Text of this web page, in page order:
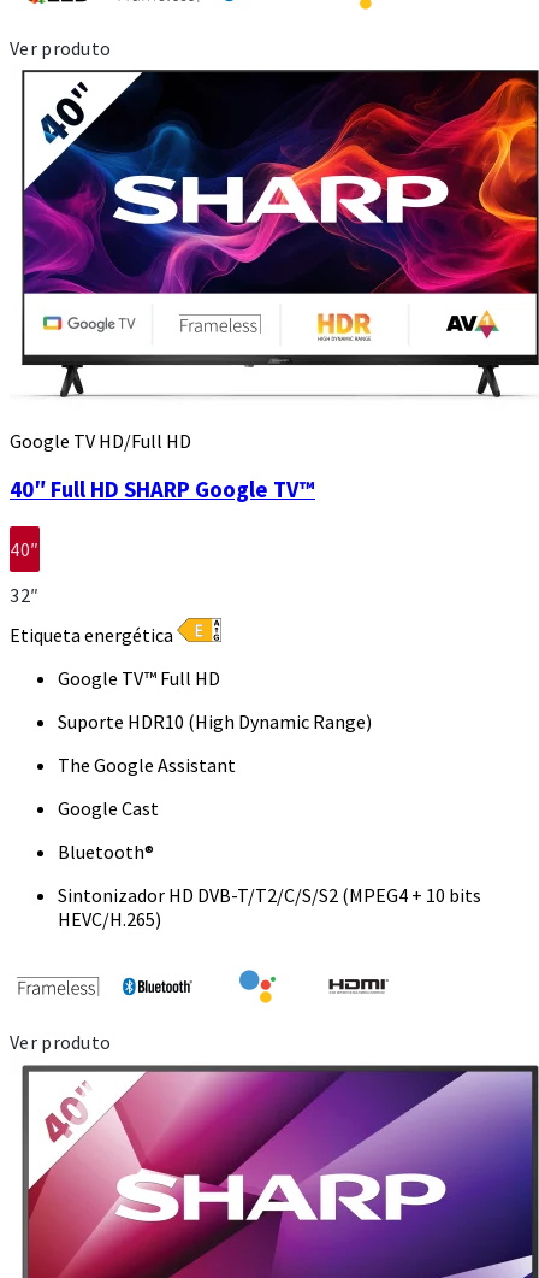
Ver produto
Google TV HD/Full HD
40″ Full HD SHARP Google TV™
40″
32″
Etiqueta energética
Google TV™ Full HD
Suporte HDR10 (High Dynamic Range)
The Google Assistant
Google Cast
Bluetooth®
Sintonizador HD DVB-T/T2/C/S/S2 (MPEG4 + 10 bits
HEVC/H.265)
Ver produto